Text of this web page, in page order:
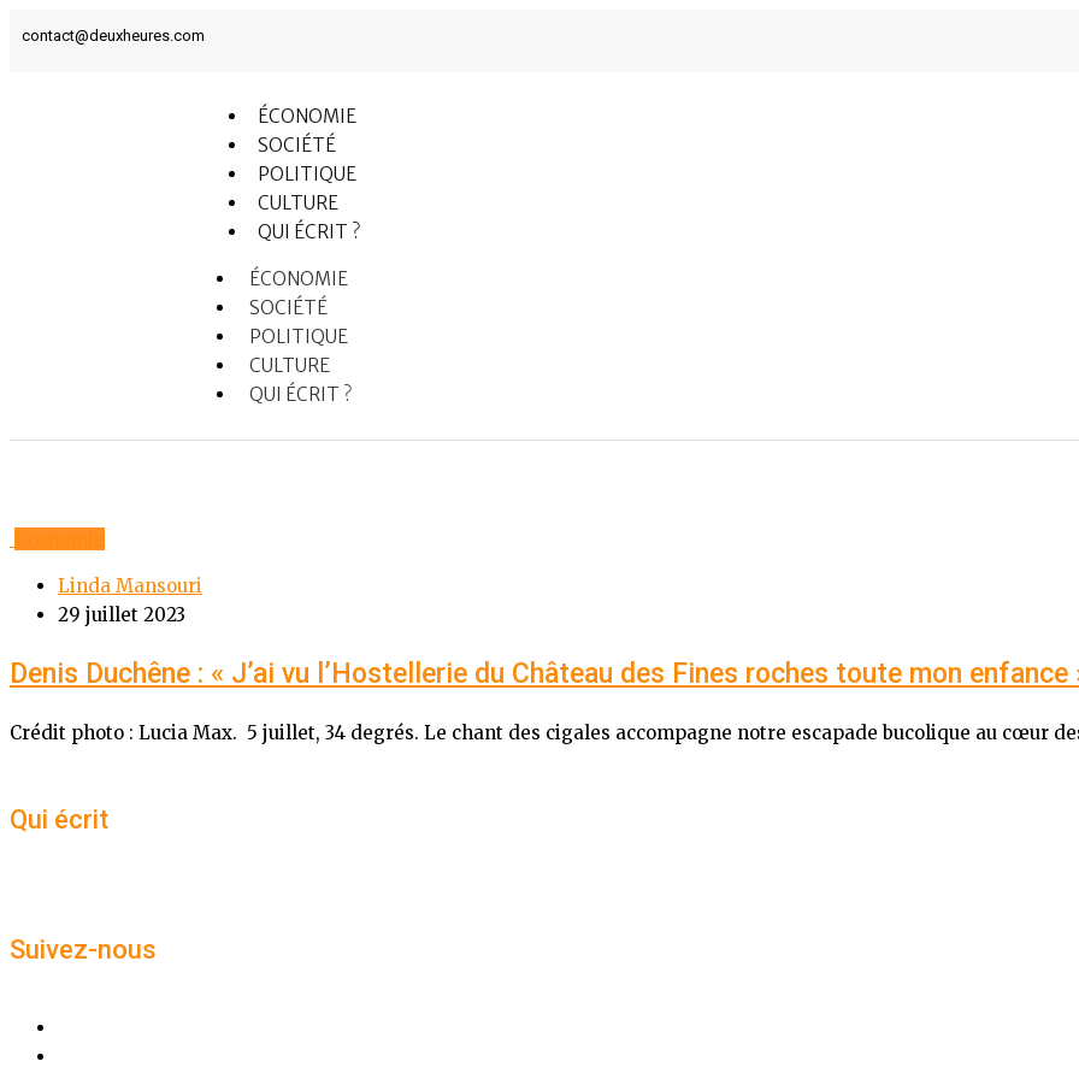
contact@deuxheures.com
ÉCONOMIE
SOCIÉTÉ
POLITIQUE
CULTURE
QUI ÉCRIT ?
ÉCONOMIE
SOCIÉTÉ
POLITIQUE
CULTURE
QUI ÉCRIT ?
Economie
Linda Mansouri
29 juillet 2023
Denis Duchêne : « J’ai vu l’Hostellerie du Château des Fines roches toute mon enfance
Crédit photo : Lucia Max. 5 juillet, 34 degrés. Le chant des cigales accompagne notre escapade bucolique au cœur
Qui écrit
Suivez-nous